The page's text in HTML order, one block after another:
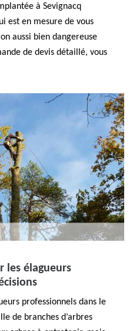
à Sevignacq
est en mesure de vous
aussi bien dangereuse
de devis détaillé, vous
les élagueurs
professionnels dans le
de branches d’arbres